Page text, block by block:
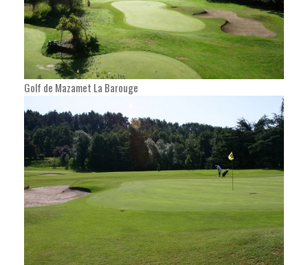
Golf de Mazamet La Barouge